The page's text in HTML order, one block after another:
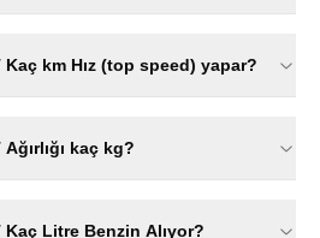
Kaç km Hız (top speed) yapar?
kaç kg?
Kaç Litre Benzin Alıyor?